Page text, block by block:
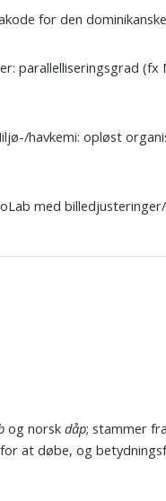
for den
parallelliseringsgrad (fx
havkemi: opløst
med
og norskdåp; stammer
at døbe, og